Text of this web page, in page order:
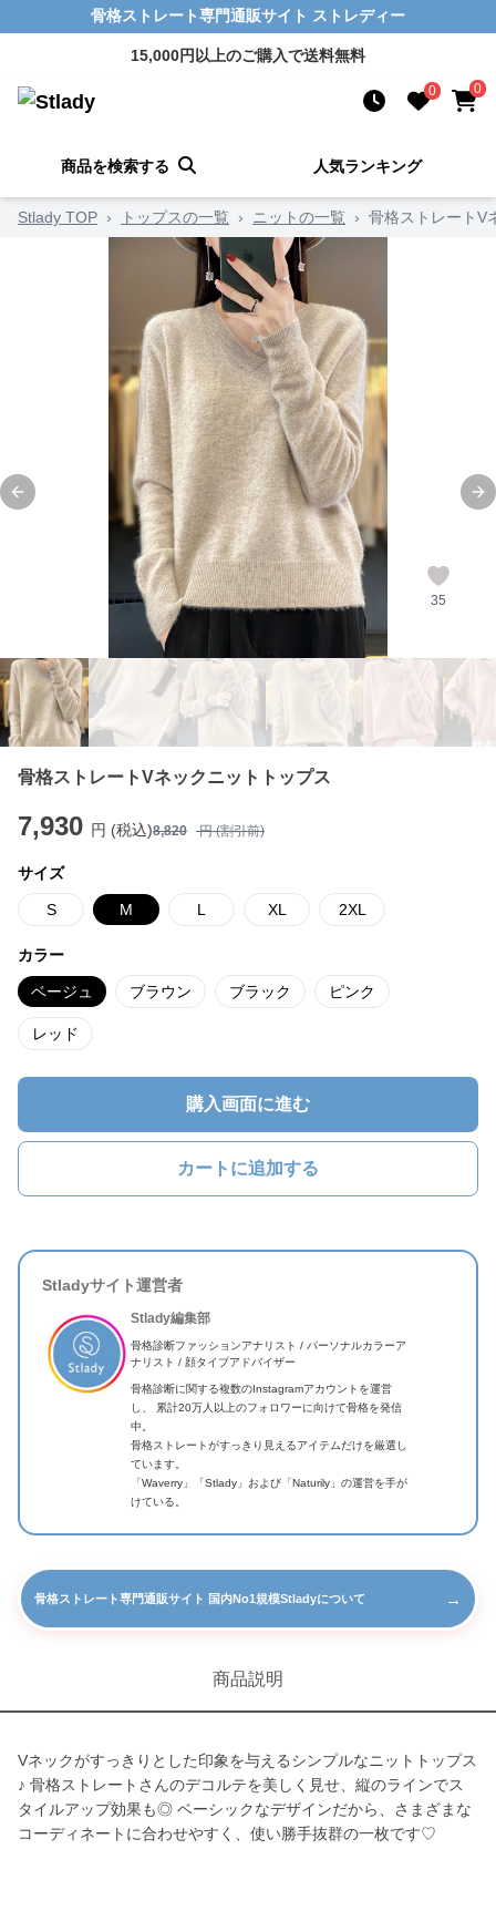
骨格ストレート専門通販サイト ストレディー
15,000円以上のご購入で送料無料
0 0
商品を検索する 人気ランキング
Stlady TOP › トップスの一覧 › ニットの一覧 › 骨格ストレートV
Previous slide
35
骨格ストレートVネックニットトップス
7,930 円 (税込)8,820 円 (割引前)
サイズ
S M L XL 2XL
カラー
ベージュ ブラウン ブラック ピンク
レッド
購入画面に進む
カートに追加する
Stladyサイト運営者
Stlady編集部
骨格診断ファッションアナリスト / パーソナルカラーア
ナリスト / 顔タイプアドバイザー
骨格診断に関する複数のInstagramアカウントを運営
し、 累計20万人以上のフォロワーに向けて骨格を発信
中。
骨格ストレートがすっきり見えるアイテムだけを厳選し
ています。
「Waverry」「Stlady」および「Naturily」の運営を手が
けている。
骨格ストレート専門通販サイト 国内No1規模Stladyについて →
商品説明
Vネックがすっきりとした印象を与えるシンプルなニットトップス
♪ 骨格ストレートさんのデコルテを美しく見せ、縦のラインでス
タイルアップ効果も◎ ベーシックなデザインだから、さまざまな
コーディネートに合わせやすく、使い勝手抜群の一枚です♡